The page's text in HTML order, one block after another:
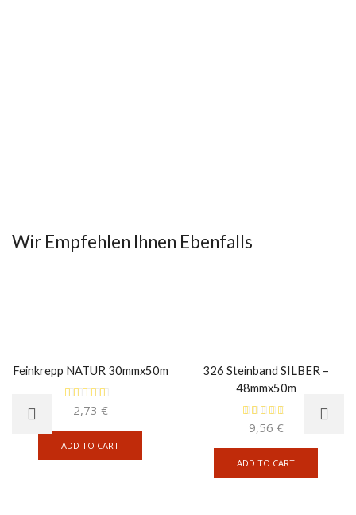
Wir Empfehlen Ihnen Ebenfalls
Feinkrepp NATUR 30mmx50m
2,73 €
ADD TO CART
326 Steinband SILBER –
48mmx50m
9,56 €
ADD TO CART